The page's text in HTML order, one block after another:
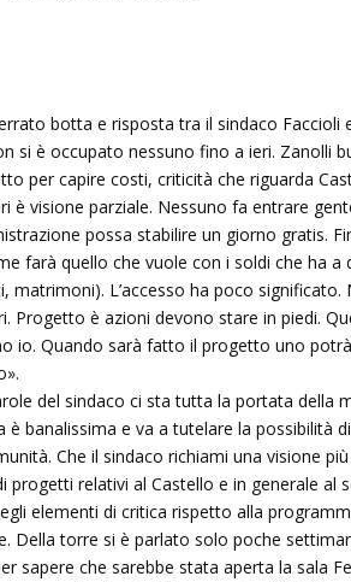
botta e risposta tra il sindaco Faccioli
si è occupato nessuno fino a ieri. Zanolli
per capire costi, criticità che riguarda
è visione parziale. Nessuno fa entrare
possa stabilire un giorno gratis.
farà quello che vuole con i soldi che ha a
matrimoni). L’accesso ha poco significato.
Progetto è azioni devono stare in piedi.
io. Quando sarà fatto il progetto uno
del sindaco ci sta tutta la portata della
è banalissima e va a tutelare la possibilità
Che il sindaco richiami una visione
relativi al Castello e in generale al
elementi di critica rispetto alla
Della torre si è parlato solo poche
sapere che sarebbe stata aperta la sala